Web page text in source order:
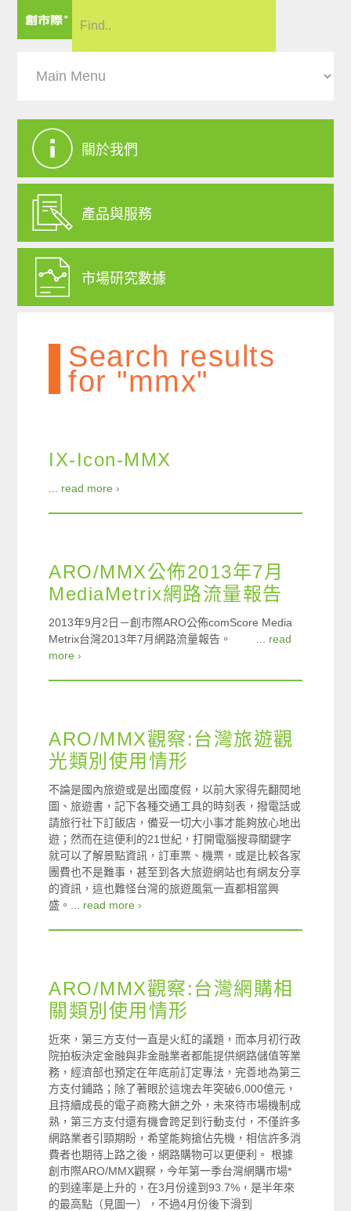
關於我們
產品與服務
市場研究數據
Search results
for "mmx"
IX-Icon-MMX
read more ›
ARO/MMX公佈2013年7月
MediaMetrix網路流量報告
2013年9月2日－創市際ARO公佈comScore Media
Metrix台灣2013年7月網路流量報告。 ... read
more ›
ARO/MMX觀察:台灣旅遊觀
光類別使用情形
不論是國內旅遊或是出國度假，以前大家得先翻閱地
圖、旅遊書，記下各種交通工具的時刻表，撥電話或
請旅行社下訂飯店，備妥一切大小事才能夠放心地出
遊；然而在這便利的21世紀，打開電腦搜尋關鍵字
就可以了解景點資訊，訂車票、機票，或是比較各家
團費也不是難事，甚至到各大旅遊網站也有網友分享
的資訊，這也難怪台灣的旅遊風氣一直都相當興
盛。... read more ›
ARO/MMX觀察:台灣網購相
關類別使用情形
近來，第三方支付一直是火紅的議題，而本月初行政
院拍板決定金融與非金融業者都能提供網路儲值等業
務，經濟部也預定在年底前訂定專法，完善地為第三
方支付鋪路；除了著眼於這塊去年突破6,000億元，
且持續成長的電子商務大餅之外，未來待市場機制成
熟，第三方支付還有機會跨足到行動支付，不僅許多
網路業者引頸期盼，希望能夠搶佔先機，相信許多消
費者也期待上路之後，網路購物可以更便利。 根據
創市際ARO/MMX觀察，今年第一季台灣網購市場*
的到達率是上升的，在3月份達到93.7%，是半年來
的最高點（見圖一），不過4月份後下滑到